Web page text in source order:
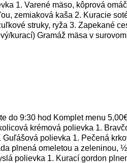
1. Varené mäso, kôprová
zemiaková kaša 2. Kuracie
struky, ryža 3. Zapekané
kurací) Gramáž mäsa v
9:30 hod Komplet menu
krémová polievka 1.
polievka 1. Pečená
plnená omeletou a zeleninou,
polievka 1. Kurací gordon